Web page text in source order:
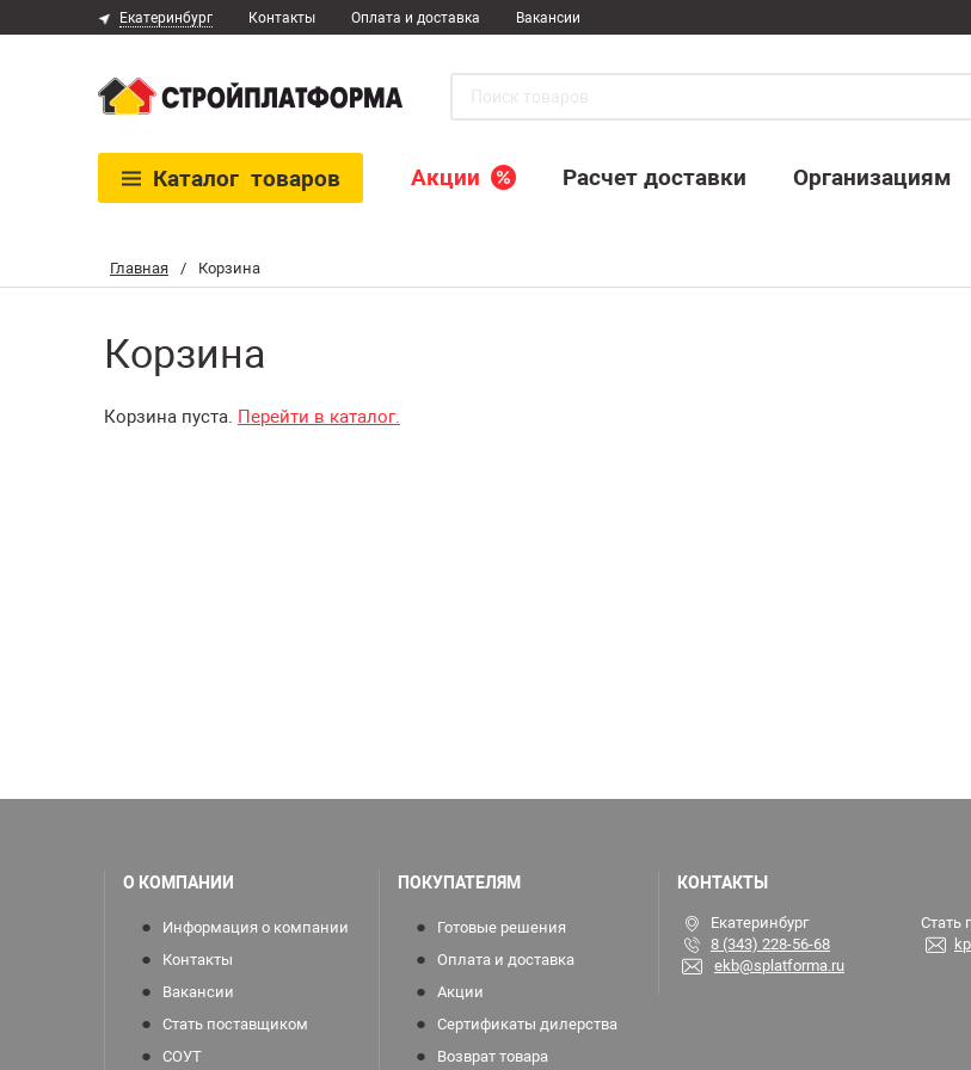
Главная / Корзина
Корзина
Корзина пуста. Перейти в каталог.
Екатеринбург Контакты Оплата и доставка Вакансии
Каталог товаров Акции Расчет доставки Организациям
О КОМПАНИИ
Информация о компании
Контакты
Вакансии
Стать поставщиком
СОУТ
ПОКУПАТЕЛЯМ
Готовые решения
Оплата и доставка
Акции
Сертификаты дилерства
Возврат товара
КОНТАКТЫ
Екатеринбург
8 (343) 228-56-68
ekb@splatforma.ru
Стать